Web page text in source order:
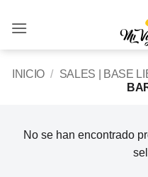
INICIO / SALES | BASE
No se han encontrado